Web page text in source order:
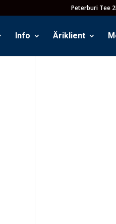
Peterburi Tee
Info Äriklient